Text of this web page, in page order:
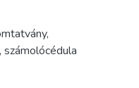
,
, számolócédula